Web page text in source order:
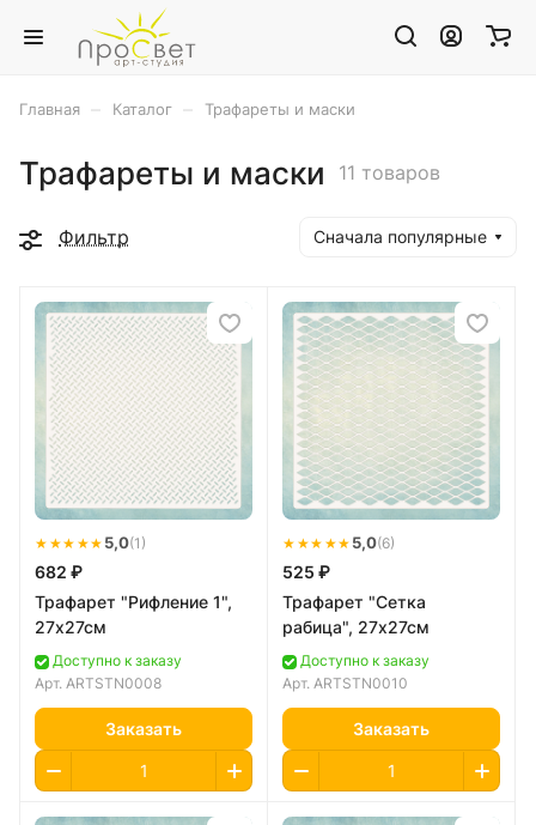
Главная Каталог Трафареты и маски
Трафареты и маски 11 товаров
Фильтр Сначала популярные
★★★★★ 5,0(1)
682 ₽
Трафарет "Рифление 1",
27х27см
Доступно к заказу
Арт. ARTSTN0008
Заказать
★★★★★ 5,0(6)
525 ₽
Трафарет "Сетка
рабица", 27х27см
Доступно к заказу
Арт. ARTSTN0010
Заказать